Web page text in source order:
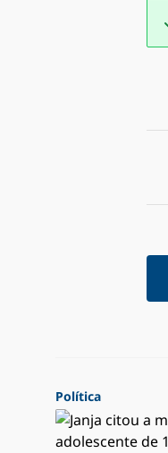
Política